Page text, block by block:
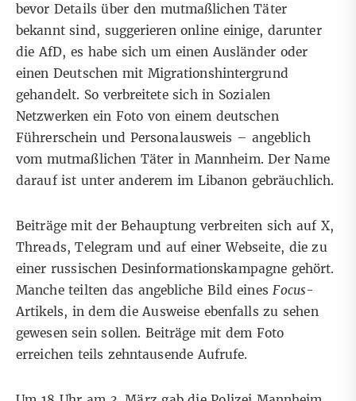
bevor Details über den mutmaßlichen Täter
bekannt sind, suggerieren online einige, darunter
die AfD, es habe sich um einen Ausländer oder
einen Deutschen mit Migrationshintergrund
gehandelt. So verbreitete sich in Sozialen
Netzwerken ein Foto von einem deutschen
Führerschein und Personalausweis – angeblich
vom mutmaßlichen Täter in Mannheim. Der Name
darauf ist unter anderem im Libanon gebräuchlich.
Beiträge mit der Behauptung verbreiten sich auf X,
Threads,Telegram und auf einer Webseite, die zu
einer russischen Desinformationskampagne gehört.
Mancheteilten das angebliche Bild einesFocus-
Artikels, in dem die Ausweise ebenfalls zu sehen
gewesen sein sollen. Beiträge mit dem Foto
erreichen teils zehntausende Aufrufe.